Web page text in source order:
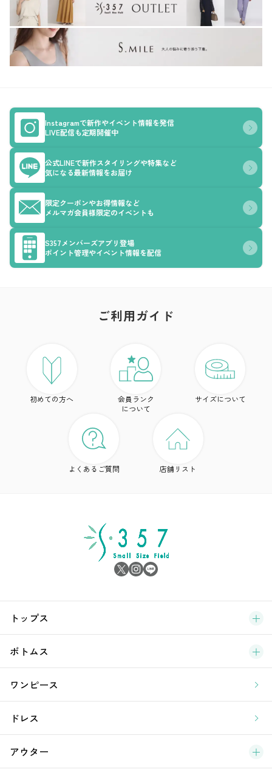
ブ
新
ラ
ア
Instagramで新作やイベント情報を発信
LIVE配信も定期開催中
公式LINEで新作スタイリングや特集など
気になる最新情報をお届け
限定クーポンやお得情報など
メルマガ会員様限定のイベントも
S357メンバーズアプリ登場
ポイント管理やイベント情報を配信
ご利用ガイド
初めての方へ
会員ランク
について
サイズについて
よくあるご質問 店舗リスト
トップス
ボトムス
ワンピース
ドレス
アウター